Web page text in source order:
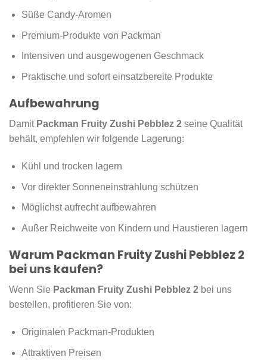
Süße Candy-Aromen
Premium-Produkte von Packman
Intensiven und ausgewogenen Geschmack
Praktische und sofort einsatzbereite Produkte
Aufbewahrung
Damit Packman Fruity Zushi Pebblez 2 seine Qualität
behält, empfehlen wir folgende Lagerung:
Kühl und trocken lagern
Vor direkter Sonneneinstrahlung schützen
Möglichst aufrecht aufbewahren
Außer Reichweite von Kindern und Haustieren lagern
Warum Packman Fruity Zushi Pebblez 2
bei uns kaufen?
Wenn Sie Packman Fruity Zushi Pebblez 2 bei uns
bestellen, profitieren Sie von:
Originalen Packman-Produkten
Attraktiven Preisen